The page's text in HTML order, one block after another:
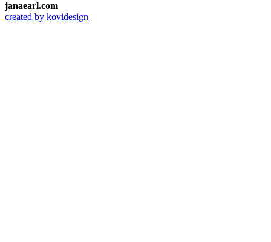
janaearl.com
created by kovidesign